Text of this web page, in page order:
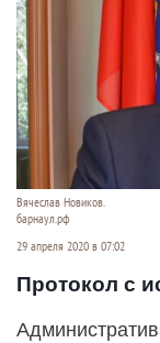
Вячеслав Новиков.
барнаул.рф
29 апреля 2020 в 07:02
Протокол с